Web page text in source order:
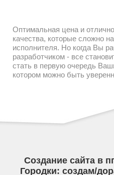
Оптимальная цена и
качества, которые сложно
исполнителя. Но когда Вы
разработчиком - все
стать в первую очередь
котором можно быть
Создание сайта в
Городки: создам/